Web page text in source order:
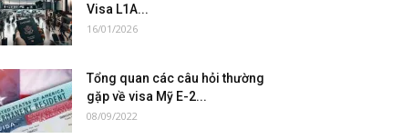
Visa L1A...
16/01/2026
Tổng quan các câu hỏi thường
gặp về visa Mỹ E-2...
08/09/2022